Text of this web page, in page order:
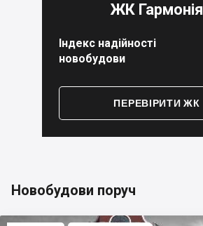
ЖК Гармонія
Індекс надійності
новобудови
ПЕРЕВІРИТИ ЖК
Новобудови поруч